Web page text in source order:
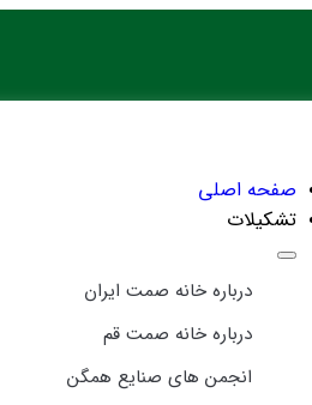
صفحه اصلی
تشکیلات
درباره خانه صمت ایران
درباره خانه صمت قم
انجمن های صنایع همگن